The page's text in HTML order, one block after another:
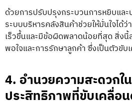
ด้วยการปรับปรุงกระบวนการหยิบแล
ระบบบริหารคลังสินค้าช่วยให้มั่นใจได้
เร็วขึ้นและมีข้อผิดพลาดน้อยที่สุด สิ่ง
พอใจและการรักษาลูกค้า ซึ่งเป็นตัวขั
4. อำนวยความสะดวกใ
ประสิทธิภาพที่ขับเคลื่อ